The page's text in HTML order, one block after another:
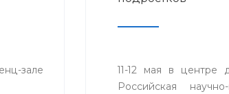
зале
11-12 мая в центре
Российская